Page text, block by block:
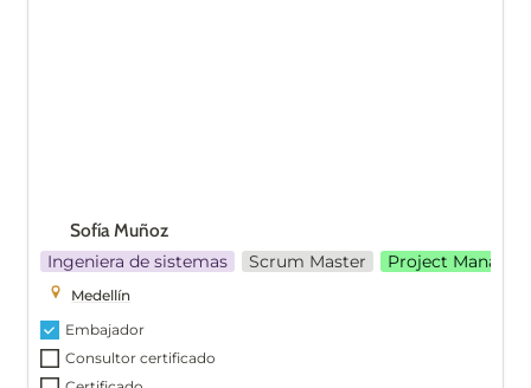
Sofía Muñoz
Ingeniera de sistemas Scrum Master Project Manager
Medellín
Embajador
Consultor certificado